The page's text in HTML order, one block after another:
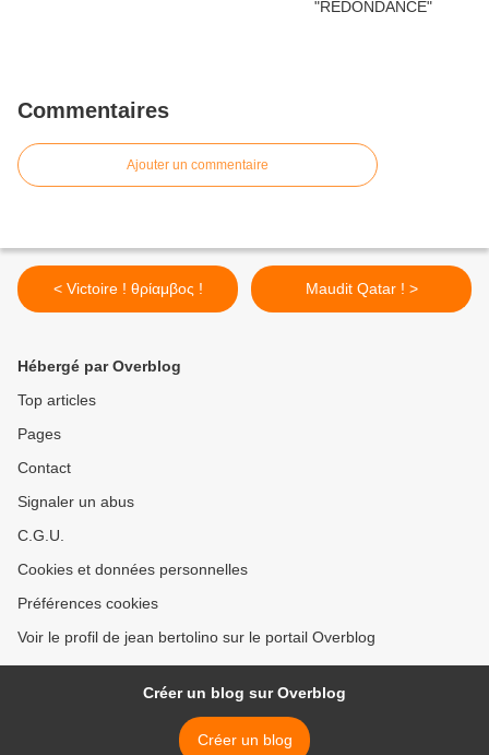
Commentaires
Ajouter un commentaire
< Victoire ! θρίαμβος ! Maudit Qatar ! >
Hébergé par Overblog
Top articles
Pages
Contact
Signaler un abus
C.G.U.
Cookies et données personnelles
Préférences cookies
Voir le profil de jean bertolino sur le portail Overblog
Créer un blog sur Overblog
Créer un blog